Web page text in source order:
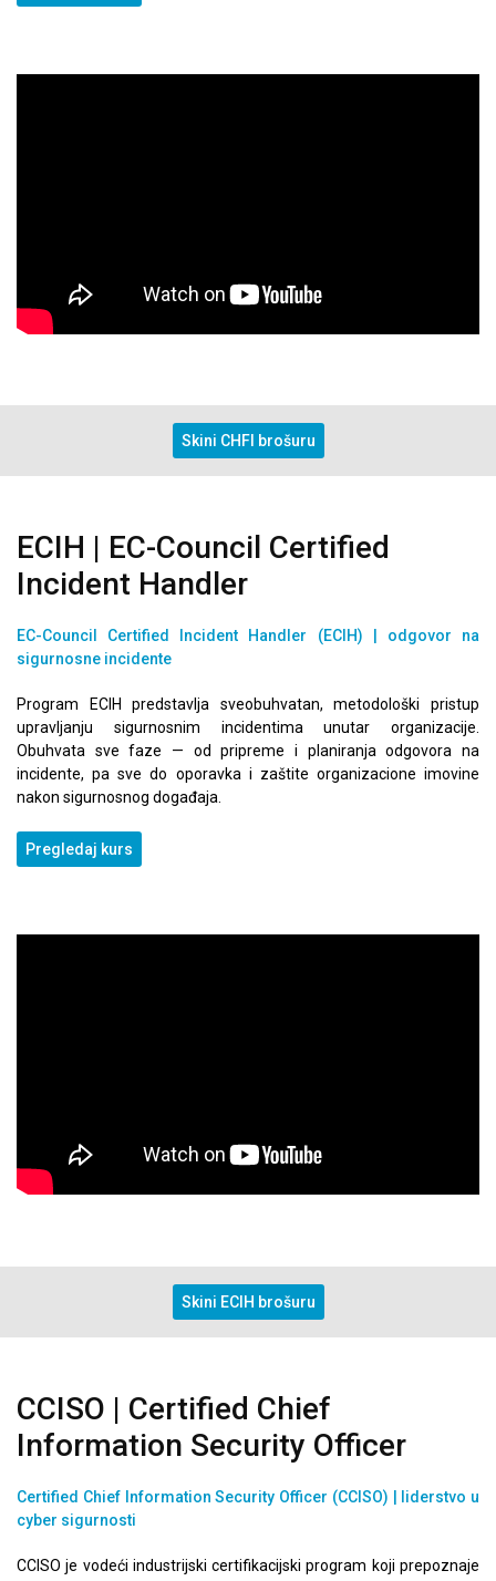
Skini CHFI brošuru
ECIH | EC-Council Certified
Incident Handler
EC-Council Certified Incident Handler (ECIH) |
odgovor na
sigurnosne incidente
Program ECIH predstavlja sveobuhvatan, metodološki pristup
upravljanju sigurnosnim incidentima unutar organizacije.
Obuhvata sve faze — od pripreme i planiranja odgovora na
incidente, pa sve do oporavka i zaštite organizacione imovine
nakon sigurnosnog događaja.
Pregledaj kurs
Skini ECIH brošuru
CCISO | Certified Chief
Information Security Officer
Certified Chief Information Security Officer (CCISO) | liderstvo u
cyber sigurnosti
CCISO je vodeći industrijski certifikacijski program koji prepoznaje